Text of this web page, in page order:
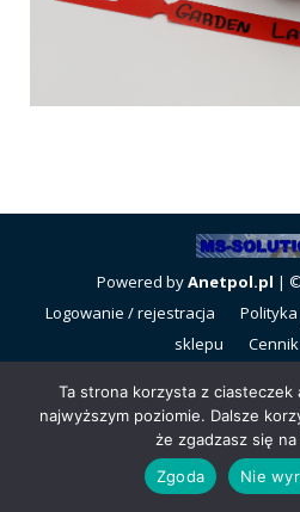
Powered byAnetpol.pl |
Logowanie / rejestracja
sklepu
Ta strona korzysta z ciasteczek
najwyższym poziomie. Dalsze
że zgadzasz się
Zgoda
Nie